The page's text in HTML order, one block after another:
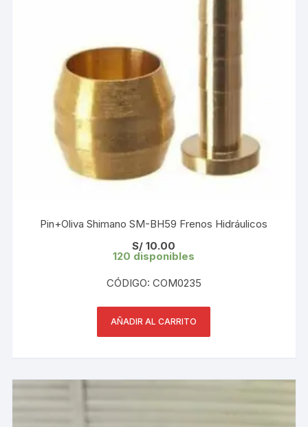
Pin+Oliva Shimano SM-BH59 Frenos Hidráulicos
S/ 10.00
120 disponibles
CÓDIGO: COM0235
AÑADIR AL CARRITO